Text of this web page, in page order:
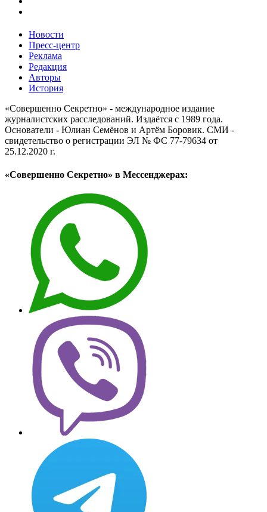
Новости
Пресс-центр
Реклама
Редакция
Авторы
История
«Совершенно Секретно» - международное издание
журналистских расследований. Издаётся с 1989 года.
Основатели - Юлиан Семёнов и Артём Боровик. CМИ -
свидетельство о регистрации ЭЛ № ФС 77-79634 от
25.12.2020 г.
«Совершенно Секретно» в Мессенджерах: